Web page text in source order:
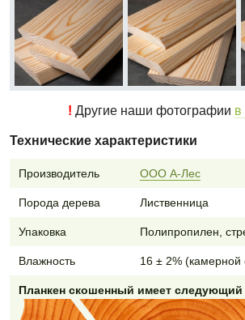
! Другие наши фотографии в
Технические характеристики
Производитель ООО А-Лес
Порода дерева Лиственница
Упаковка Полипропилен,
Влажность 16 ± 2% (камерной
Планкен скошенный имеет